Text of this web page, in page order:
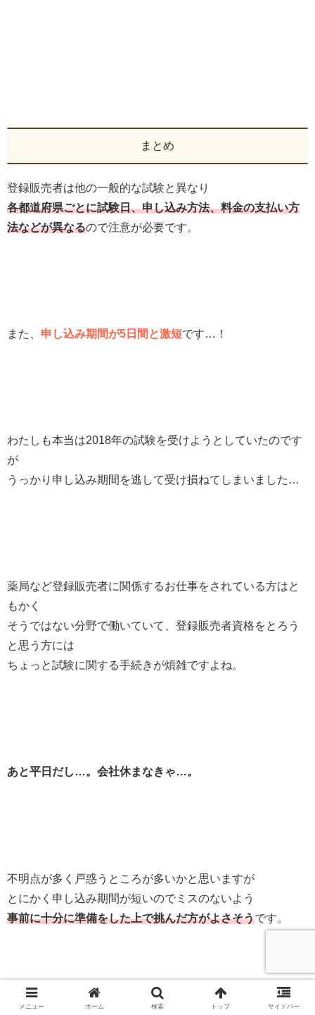
まとめ
登録販売者は他の一般的な試験と異なり
各都道府県ごとに試験日、申し込み方法、料金の支払い方
法などが異なるので注意が必要です。
また、 申し込み期間が5日間と激短です…！
わたしも本当は2018年の試験を受けようとしていたのです
が
うっかり申し込み期間を逃して受け損ねてしまいました…
薬局など登録販売者に関係するお仕事をされている方はと
もかく
そうではない分野で働いていて、登録販売者資格をとろう
と思う方には
ちょっと試験に関する手続きが煩雑ですよね。
あと平日だし…。会社休まなきゃ…。
不明点が多く戸惑うところが多いかと思いますが
とにかく申し込み期間が短いのでミスのないよう
事前に十分に準備をした上で挑んだ方がよさそうです。
メニュー ホーム 検索 トップ サイドバー